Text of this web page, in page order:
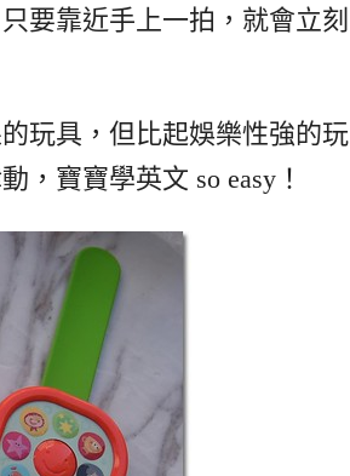
要靠近手上一拍，就會立刻
玩具，但比起娛樂性強的玩
，寶寶學英文 so easy！